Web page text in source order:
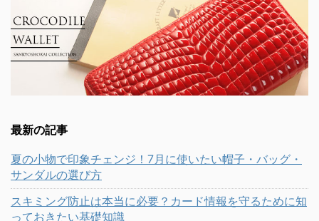
最新の記事
夏の小物で印象チェンジ！7月に使いたい帽子・バッグ・
サンダルの選び方
スキミング防止は本当に必要？カード情報を守るために知
っておきたい基礎知識